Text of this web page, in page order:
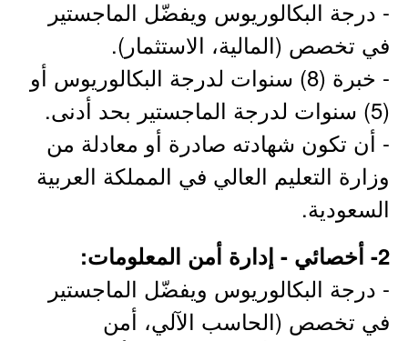
- درجة البكالوريوس ويفضّل الماجستير
في تخصص (المالية، الاستثمار).
- خبرة (8) سنوات لدرجة البكالوريوس أو
(5) سنوات لدرجة الماجستير بحد أدنى.
- أن تكون شهادته صادرة أو معادلة من
وزارة التعليم العالي في المملكة العربية
السعودية.
2- أخصائي - إدارة أمن المعلومات:
- درجة البكالوريوس ويفضّل الماجستير
في تخصص (الحاسب الآلي، أمن